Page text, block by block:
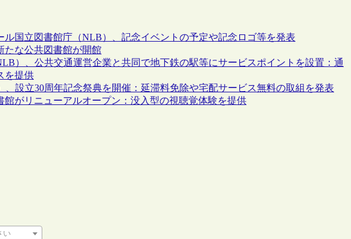
ル国立図書館庁（NLB）、記念イベントの予定や記念ロゴ等を発表
たな公共図書館が開館
）、公共交通運営企業と共同で地下鉄の駅等にサービスポイントを設置：通
を提供
設立30周年記念祭典を開催：延滞料免除や宅配サービス無料の取組を発表
館がリニューアルオープン：没入型の視聴覚体験を提供
い